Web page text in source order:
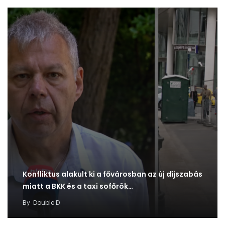
Konfliktus alakult ki a fővárosban az új díjszabás
miatt a BKK és a taxi sofőrök…
By Double D